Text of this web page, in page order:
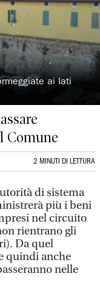
ai lati
Comune
2 MINUTI DI LETTURA
di sistema
più i beni
nel circuito
rientrano gli
Da quel
quindi anche
nelle